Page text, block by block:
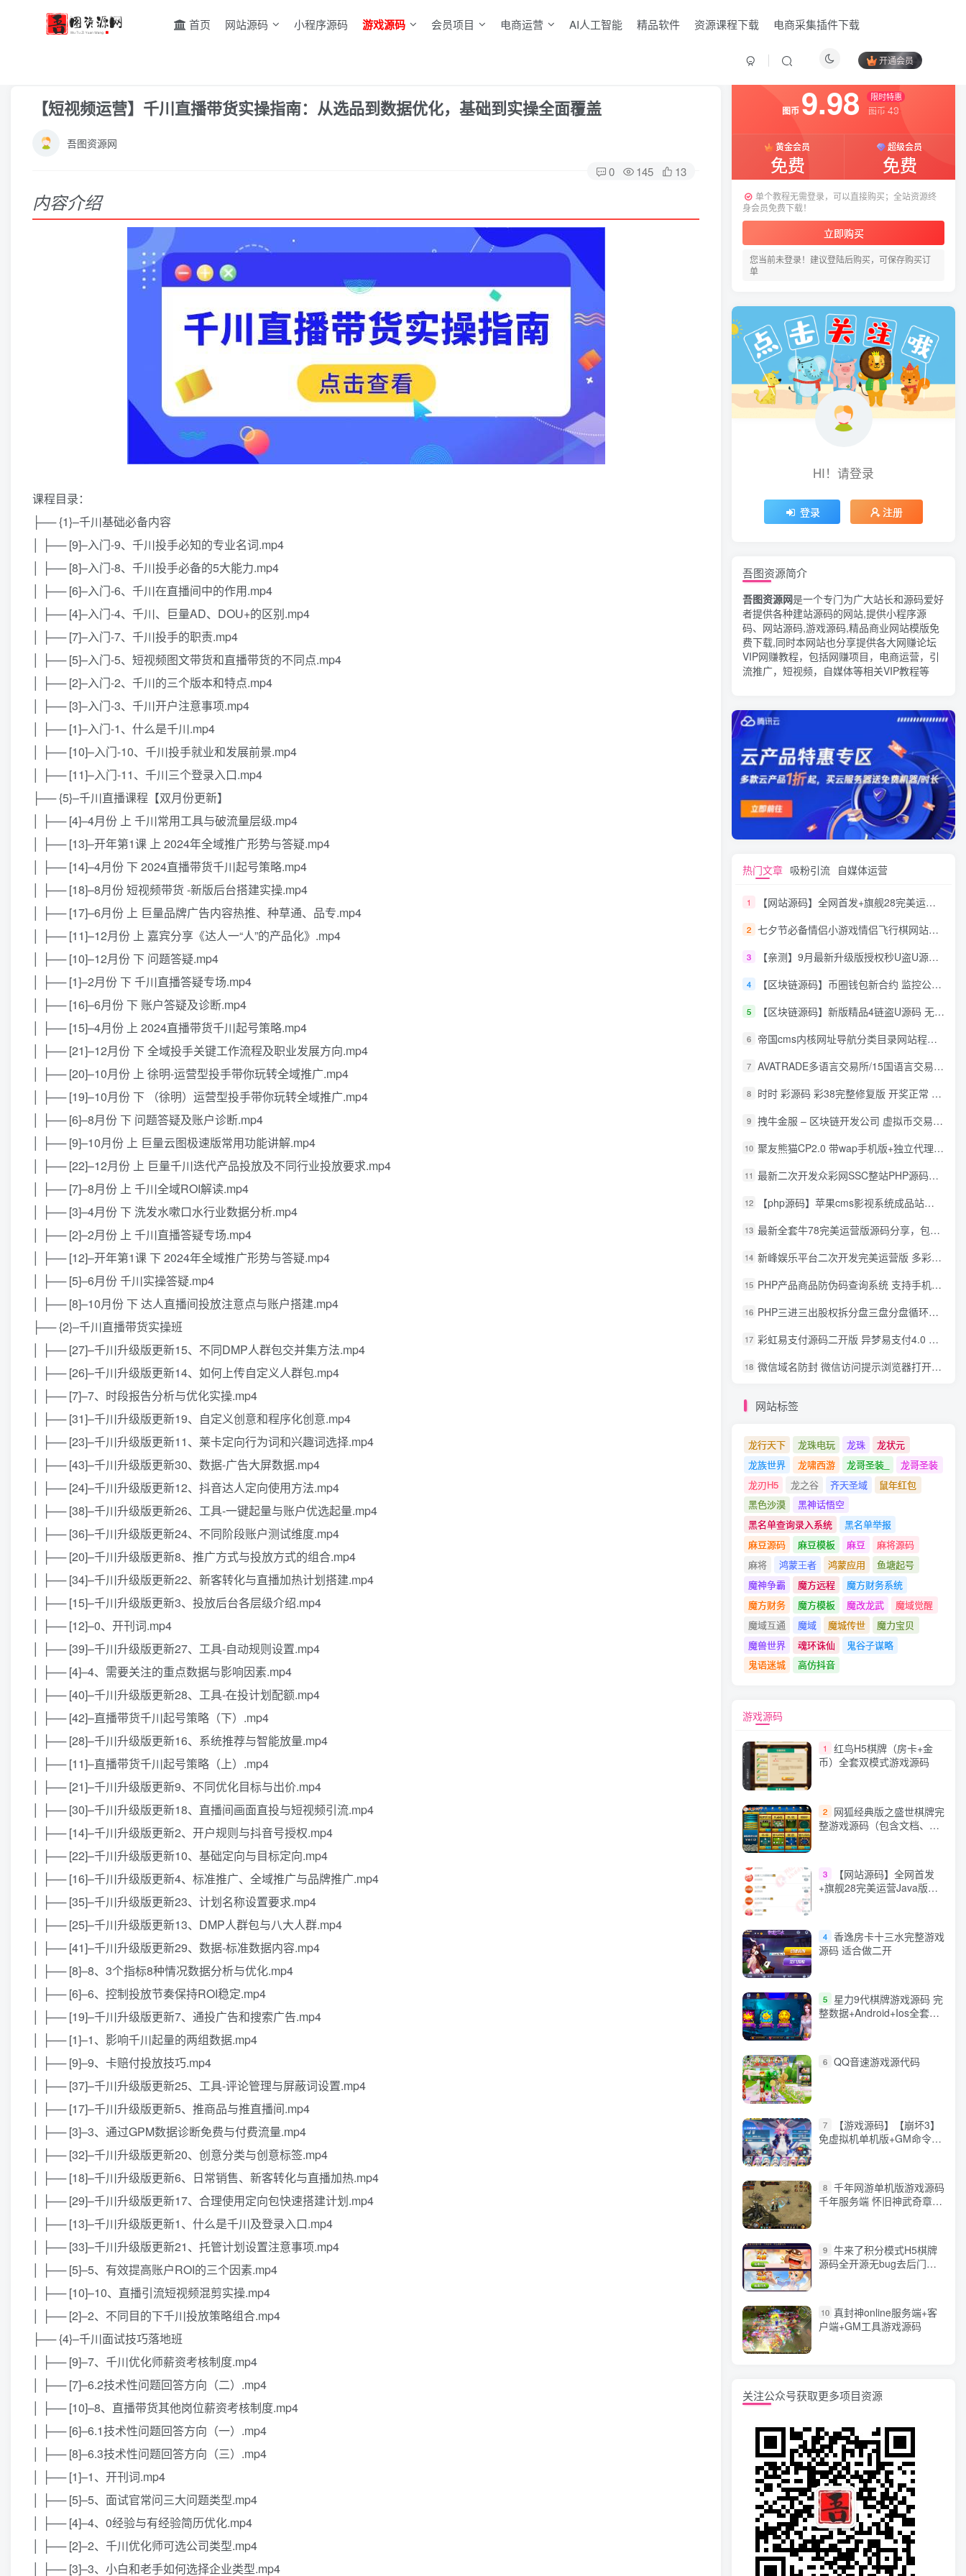
首页 网站源码 小程序源码 游戏源码 会员项目 电商运营 AI人工智能 精品软件 资源课程下载 电商采集插件下载
开通会员
【短视频运营】千川直播带货实操指南：从选品到数据优化，基础到实操全面覆盖
吾图资源网
0 145 13
内容介绍
课程目录：
├── {1}–千川基础必备内容
│ ├── [9]–入门-9、千川投手必知的专业名词.mp4
│ ├── [8]–入门-8、千川投手必备的5大能力.mp4
│ ├── [6]–入门-6、千川在直播间中的作用.mp4
│ ├── [4]–入门-4、千川、巨量AD、DOU+的区别.mp4
│ ├── [7]–入门-7、千川投手的职责.mp4
│ ├── [5]–入门-5、短视频图文带货和直播带货的不同点.mp4
│ ├── [2]–入门-2、千川的三个版本和特点.mp4
│ ├── [3]–入门-3、千川开户注意事项.mp4
│ ├── [1]–入门-1、什么是千川.mp4
│ ├── [10]–入门-10、千川投手就业和发展前景.mp4
│ ├── [11]–入门-11、千川三个登录入口.mp4
├── {5}–千川直播课程【双月份更新】
│ ├── [4]–4月份 上 千川常用工具与破流量层级.mp4
│ ├── [13]–开年第1课 上 2024年全域推广形势与答疑.mp4
│ ├── [14]–4月份 下 2024直播带货千川起号策略.mp4
│ ├── [18]–8月份 短视频带货 -新版后台搭建实操.mp4
│ ├── [17]–6月份 上 巨量品牌广告内容热推、种草通、品专.mp4
│ ├── [11]–12月份 上 嘉宾分享《达人一“人”的产品化》.mp4
│ ├── [10]–12月份 下 问题答疑.mp4
│ ├── [1]–2月份 下 千川直播答疑专场.mp4
│ ├── [16]–6月份 下 账户答疑及诊断.mp4
│ ├── [15]–4月份 上 2024直播带货千川起号策略.mp4
│ ├── [21]–12月份 下 全域投手关键工作流程及职业发展方向.mp4
│ ├── [20]–10月份 上 徐明-运营型投手带你玩转全域推广.mp4
│ ├── [19]–10月份 下 （徐明）运营型投手带你玩转全域推广.mp4
│ ├── [6]–8月份 下 问题答疑及账户诊断.mp4
│ ├── [9]–10月份 上 巨量云图极速版常用功能讲解.mp4
│ ├── [22]–12月份 上 巨量千川迭代产品投放及不同行业投放要求.mp4
│ ├── [7]–8月份 上 千川全域ROI解读.mp4
│ ├── [3]–4月份 下 洗发水嗽口水行业数据分析.mp4
│ ├── [2]–2月份 上 千川直播答疑专场.mp4
│ ├── [12]–开年第1课 下 2024年全域推广形势与答疑.mp4
│ ├── [5]–6月份 千川实操答疑.mp4
│ ├── [8]–10月份 下 达人直播间投放注意点与账户搭建.mp4
├── {2}–千川直播带货实操班
│ ├── [27]–千川升级版更新15、不同DMP人群包交并集方法.mp4
│ ├── [26]–千川升级版更新14、如何上传自定义人群包.mp4
│ ├── [7]–7、时段报告分析与优化实操.mp4
│ ├── [31]–千川升级版更新19、自定义创意和程序化创意.mp4
│ ├── [23]–千川升级版更新11、莱卡定向行为词和兴趣词选择.mp4
│ ├── [43]–千川升级版更新30、数据-广告大屏数据.mp4
│ ├── [24]–千川升级版更新12、抖音达人定向使用方法.mp4
│ ├── [38]–千川升级版更新26、工具-一键起量与账户优选起量.mp4
│ ├── [36]–千川升级版更新24、不同阶段账户测试维度.mp4
│ ├── [20]–千川升级版更新8、推广方式与投放方式的组合.mp4
│ ├── [34]–千川升级版更新22、新客转化与直播加热计划搭建.mp4
│ ├── [15]–千川升级版更新3、投放后台各层级介绍.mp4
│ ├── [12]–0、开刊词.mp4
│ ├── [39]–千川升级版更新27、工具-自动规则设置.mp4
│ ├── [4]–4、需要关注的重点数据与影响因素.mp4
│ ├── [40]–千川升级版更新28、工具-在投计划配额.mp4
│ ├── [42]–直播带货千川起号策略（下）.mp4
│ ├── [28]–千川升级版更新16、系统推荐与智能放量.mp4
│ ├── [11]–直播带货千川起号策略（上）.mp4
│ ├── [21]–千川升级版更新9、不同优化目标与出价.mp4
│ ├── [30]–千川升级版更新18、直播间画面直投与短视频引流.mp4
│ ├── [14]–千川升级版更新2、开户规则与抖音号授权.mp4
│ ├── [22]–千川升级版更新10、基础定向与目标定向.mp4
│ ├── [16]–千川升级版更新4、标准推广、全域推广与品牌推广.mp4
│ ├── [35]–千川升级版更新23、计划名称设置要求.mp4
│ ├── [25]–千川升级版更新13、DMP人群包与八大人群.mp4
│ ├── [41]–千川升级版更新29、数据-标准数据内容.mp4
│ ├── [8]–8、3个指标8种情况数据分析与优化.mp4
│ ├── [6]–6、控制投放节奏保持ROI稳定.mp4
│ ├── [19]–千川升级版更新7、通投广告和搜索广告.mp4
│ ├── [1]–1、影响千川起量的两组数据.mp4
│ ├── [9]–9、卡赔付投放技巧.mp4
│ ├── [37]–千川升级版更新25、工具-评论管理与屏蔽词设置.mp4
│ ├── [17]–千川升级版更新5、推商品与推直播间.mp4
│ ├── [3]–3、通过GPM数据诊断免费与付费流量.mp4
│ ├── [32]–千川升级版更新20、创意分类与创意标签.mp4
│ ├── [18]–千川升级版更新6、日常销售、新客转化与直播加热.mp4
│ ├── [29]–千川升级版更新17、合理使用定向包快速搭建计划.mp4
│ ├── [13]–千川升级版更新1、什么是千川及登录入口.mp4
│ ├── [33]–千川升级版更新21、托管计划设置注意事项.mp4
│ ├── [5]–5、有效提高账户ROI的三个因素.mp4
│ ├── [10]–10、直播引流短视频混剪实操.mp4
│ ├── [2]–2、不同目的下千川投放策略组合.mp4
├── {4}–千川面试技巧落地班
│ ├── [9]–7、千川优化师薪资考核制度.mp4
│ ├── [7]–6.2技术性问题回答方向（二）.mp4
│ ├── [10]–8、直播带货其他岗位薪资考核制度.mp4
│ ├── [6]–6.1技术性问题回答方向（一）.mp4
│ ├── [8]–6.3技术性问题回答方向（三）.mp4
│ ├── [1]–1、开刊词.mp4
│ ├── [5]–5、面试官常问三大问题类型.mp4
│ ├── [4]–4、0经验与有经验简历优化.mp4
│ ├── [2]–2、千川优化师可选公司类型.mp4
│ ├── [3]–3、小白和老手如何选择企业类型.mp4
HI！请登录
登录 注册
付费阅读
图币 9.98 限时特惠
图币 49
黄金会员
免费
超级会员
免费
单个教程无需登录，可以直接购买；全站资源终
身会员免费下载！
立即购买
您当前未登录！建议登陆后购买，可保存购买订
单
HI！请登录
登录 注册
吾图资源简介
吾图资源网是一个专门为广大站长和源码爱好
者提供各种建站源码的网站,提供小程序源
码、网站源码,游戏源码,精品商业网站模版免
费下载,同时本网站也分享提供各大网赚论坛
VIP网赚教程，包括网赚项目，电商运营，引
流推广，短视频，自媒体等相关VIP教程等
热门文章 吸粉引流 自媒体运营
1 【网站源码】全网首发+旗舰28完美运营Java版高仿28圈+彩种丰富+机器人+眯牌
2 七夕节必备情侣小游戏情侣飞行棋网站源码
3 【亲测】9月最新升级版授权秒U盗U源码/四链盗U源码/自带提币接口
4 【区块链源码】币圈钱包新合约 监控公链转账地址 尾数模拟转账数据生成 0 U攻击带安装说明
5 【区块链源码】新版精品4链盗U源码 无限开代理模式 后台 代理数据可看 包含搭建教程
6 帝国cms内核网址导航分类目录网站程序源码
7 AVATRADE多语言交易所/15国语言交易所/合约交易/期权交易/币币交易/申购/矿机/风控/前端wap/pc纯源码/带搭建教程
8 时时 彩源码 彩38完整修复版 开奖正常 带手机wap
9 拽牛金服 – 区块链开发公司 虚拟币交易系统 虚拟币交易平台开发 虚拟币ico众
10 聚友熊猫CP2.0 带wap手机版+独立代理后台+整站打包全开源
11 最新二次开发众彩网SSC整站PHP源码+WAP手机版+KJ采集器+集成云端在线充值
12 【php源码】苹果cms影视系统成品站打包+电影先生6.1.1模板优化版+15W+数据
13 最新全套牛78完美运营版源码分享，包含了资源组件+脚本程序
14 新峰娱乐平台二次开发完美运营版 多彩种多玩法 代理分红+积分兑换
15 PHP产品商品防伪码查询系统 支持手机防假验证网站建设 防伪码自动生成 批量导入
16 PHP三进三出股权拆分盘三盘分盘循环拆分系统源码
17 彩虹易支付源码二开版 异梦易支付4.0 可对接官方/易支付/码支付 去除后门 美化用户中心
18 微信域名防封 微信访问提示浏览器打开 非微信访问直接打开预防域名被封域名被封包换服务
网站标签
龙行天下 龙珠电玩 龙珠
龙状元
龙族世界
龙啸西游 龙哥圣装_
龙哥圣装
龙刃H5
龙之谷 齐天圣域
鼠年红包
黑色沙漠
黑神话悟空
黑名单查询录入系统
黑名单举报
麻豆源码
麻豆模板 麻豆
麻将源码
麻将
鸿蒙王者 鸿蒙应用
鱼塘起号
魔神争霸
魔方远程
魔方财务系统
魔方财务
魔方模板 魔改龙武
魔域觉醒
魔域互通
魔域 魔城传世
魔力宝贝
魔兽世界
魂环诛仙
鬼谷子谋略
鬼语迷城
高仿抖音
游戏源码
1
红鸟H5棋牌（房卡+金
币）全套双模式游戏源码
2
网狐经典版之盛世棋牌完
整游戏源码（包含文档、架
3
【网站源码】全网首发
+旗舰28完美运营Java版高
4 香逸房卡十三水完整游戏
源码 适合做二开
5
星力9代棋牌游戏源码 完
整数据+Android+Ios全套
6 QQ音速游戏源代码
7
【游戏源码】【崩坏3】
免虚拟机单机版+GM命令
8 千年网游单机版游戏源码
千年服务端 怀旧神武奇章一
9 牛来了积分模式H5棋牌
源码全开源无bug去后门无
10 真封神online服务端+客
户端+GM工具游戏源码
关注公众号获取更多项目资源